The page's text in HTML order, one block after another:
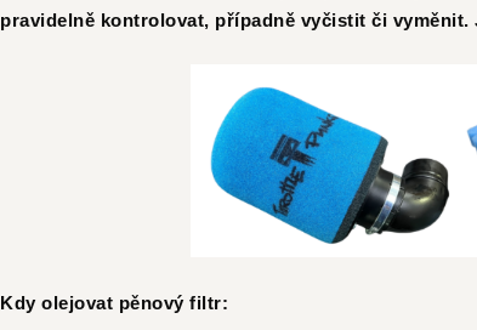
pravidelně kontrolovat, případně vyčistit či vyměnit.
Kdy olejovat pěnový filtr: